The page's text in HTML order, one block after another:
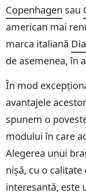
Copenhagen sau
american mai
marca italiană
de asemenea, în
În mod
avantajele
spunem o
modului în care
Alegerea unui
nișă, cu o
interesantă, este